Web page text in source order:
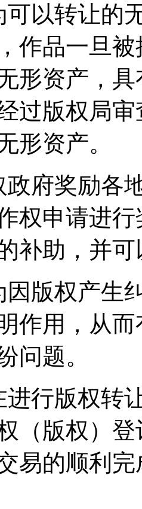
可以转让
作品一旦
形资产，
过版权局
形资产。
政府奖励
权申请进
补助，并
因版权产
作用，从
问题。
进行版权
（版权）
易的顺利